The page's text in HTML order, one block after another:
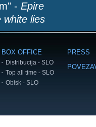
- Epire
white lies
BOX OFFICE
Distribucija - SLO
Top all time - SLO
Obisk - SLO
PRESS